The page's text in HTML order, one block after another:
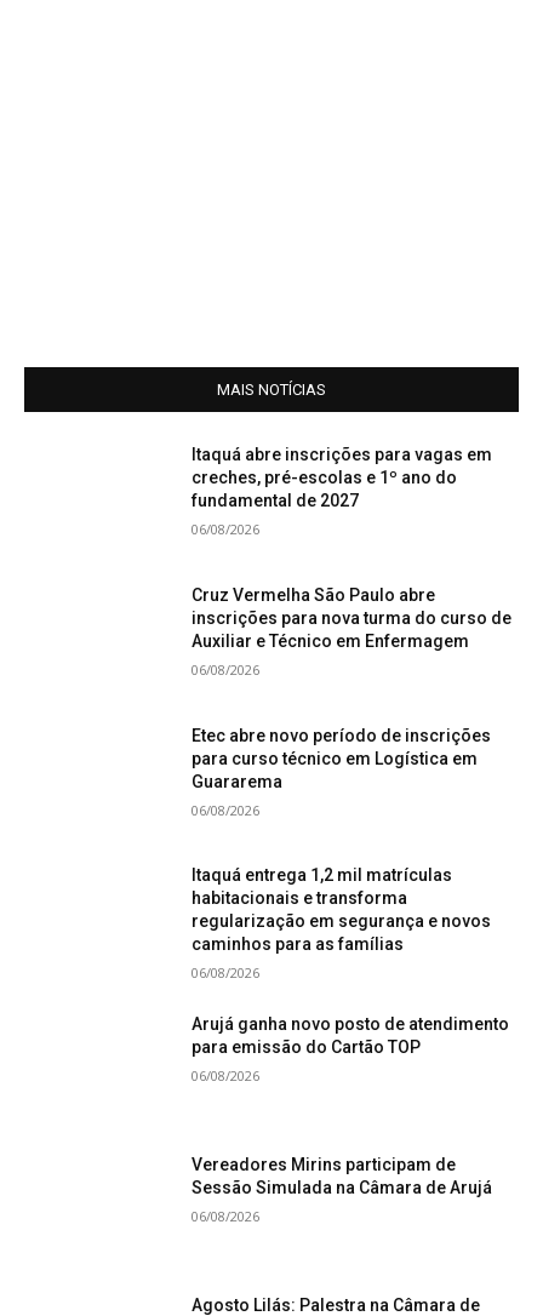
MAIS NOTÍCIAS
Itaquá abre inscrições para vagas em
creches, pré-escolas e 1º ano do
fundamental de 2027
06/08/2026
Cruz Vermelha São Paulo abre
inscrições para nova turma do curso de
Auxiliar e Técnico em Enfermagem
06/08/2026
Etec abre novo período de inscrições
para curso técnico em Logística em
Guararema
06/08/2026
Itaquá entrega 1,2 mil matrículas
habitacionais e transforma
regularização em segurança e novos
caminhos para as famílias
06/08/2026
Arujá ganha novo posto de atendimento
para emissão do Cartão TOP
06/08/2026
Vereadores Mirins participam de
Sessão Simulada na Câmara de Arujá
06/08/2026
Agosto Lilás: Palestra na Câmara de